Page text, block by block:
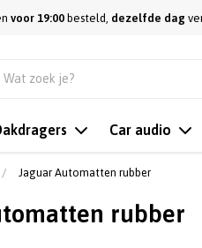
voor 19:00 besteld, dezelfde dag
Car audio
Jaguar Automatten rubber
rubber